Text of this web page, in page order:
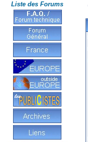
Liste des Forums